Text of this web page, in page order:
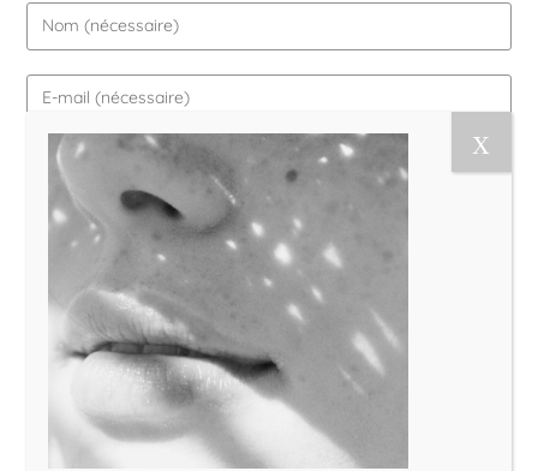
Le Magazine Naturo
Je suis Evy, Naturopathe spécialisée dans
l’accompagnement des femmes en préménopause et
ménopause